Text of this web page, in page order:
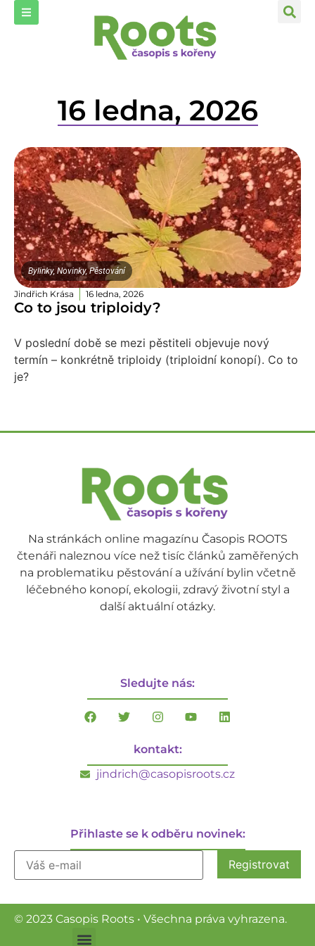
16 ledna, 2026
Bylinky, Novinky,Pěstování
Jindřich Krása 16 ledna, 2026
Co to jsou triploidy?
V poslední době se mezi pěstiteli objevuje nový
termín – konkrétně triploidy (triploidní konopí). Co to
je?
Na stránkách online magazínu Časopis ROOTS
čtenáři naleznou více než tisíc článků zaměřených
na problematiku pěstování a užívání bylin včetně
léčebného konopí, ekologii, zdravý životní styl a
další aktuální otázky.
Sledujte nás:
kontakt:
jindrich@casopisroots.cz
Přihlaste se k odběru novinek:
© 2023 Casopis Roots • Všechna práva vyhrazena.